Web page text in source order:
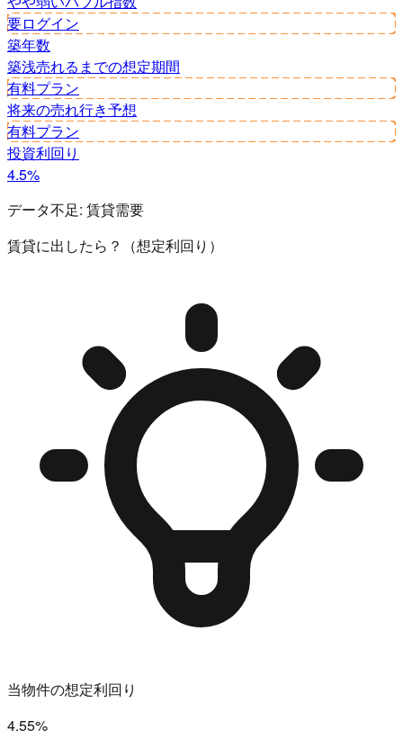
要ログイン
築年数
築浅売れるまでの想定期間
有料プラン
将来の売れ行き予想
有料プラン
投資利回り
4.5%
データ不足: 賃貸需要
賃貸に出したら？（想定利回り）
当物件の想定利回り
4.55%